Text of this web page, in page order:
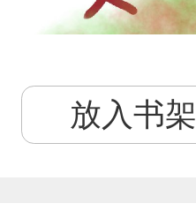
放入书架